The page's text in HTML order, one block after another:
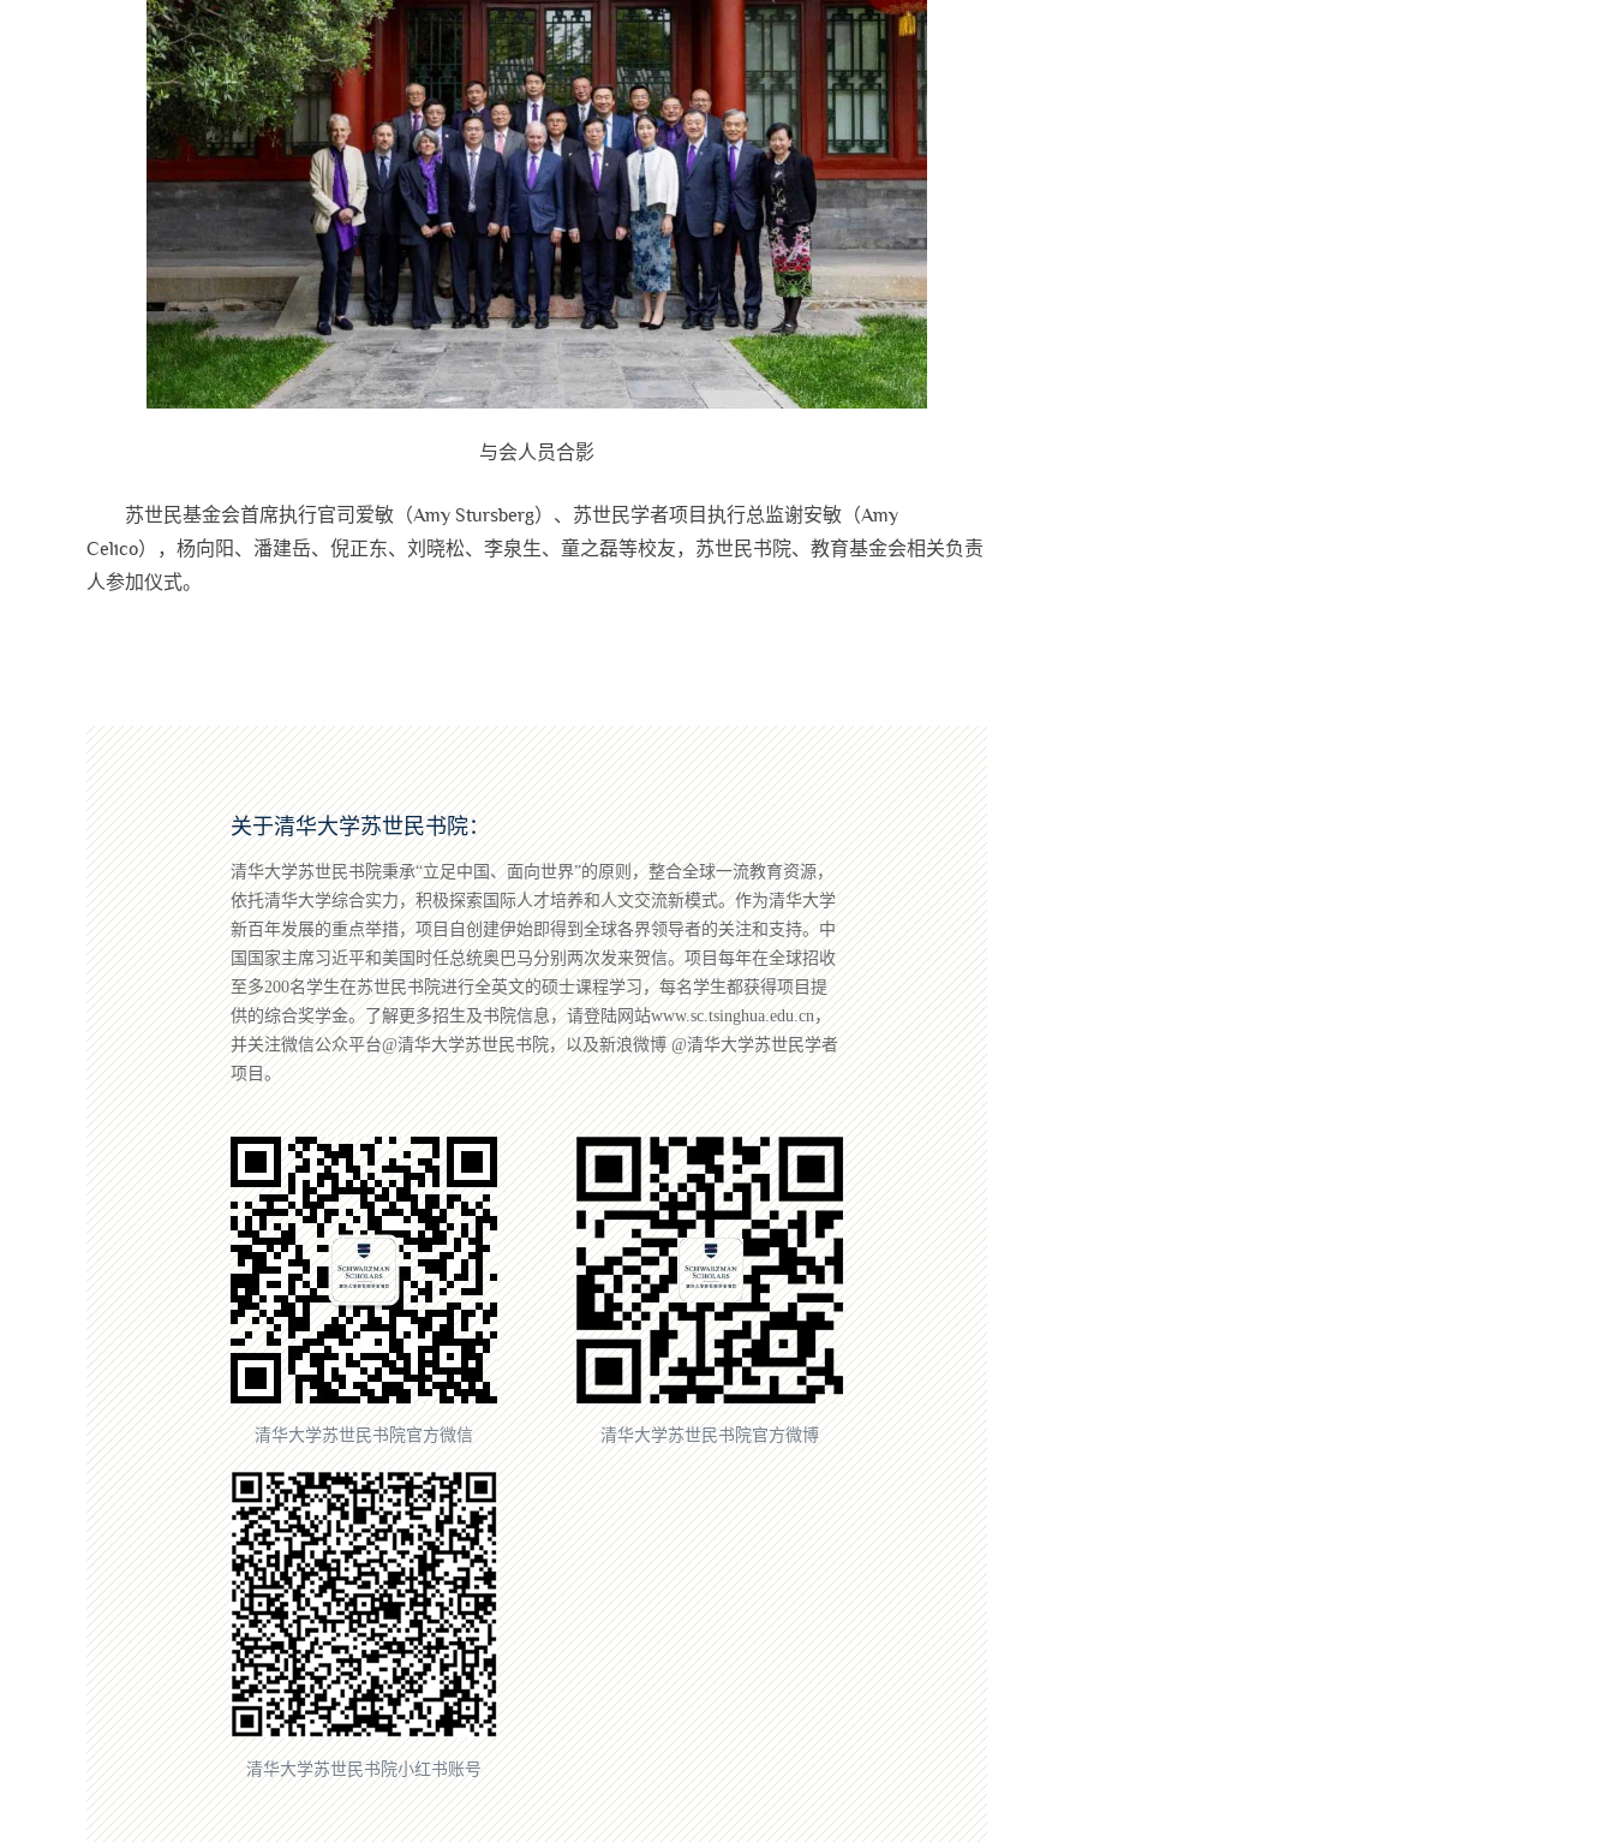
与会人员合影
苏世民基金会首席执行官司爱敏（Amy Stursberg）、苏世民学者项目执行总监谢安敏（Amy
Celico），杨向阳、潘建岳、倪正东、刘晓松、李泉生、童之磊等校友，苏世民书院、教育基金会相关负责
人参加仪式。
关于清华大学苏世民书院：
清华大学苏世民书院秉承“立足中国、面向世界”的原则，整合全球一流教育资源，
依托清华大学综合实力，积极探索国际人才培养和人文交流新模式。作为清华大学
新百年发展的重点举措，项目自创建伊始即得到全球各界领导者的关注和支持。中
国国家主席习近平和美国时任总统奥巴马分别两次发来贺信。项目每年在全球招收
至多200名学生在苏世民书院进行全英文的硕士课程学习，每名学生都获得项目提
供的综合奖学金。了解更多招生及书院信息，请登陆网站www.sc.tsinghua.edu.cn，
并关注微信公众平台@清华大学苏世民书院，以及新浪微博 @清华大学苏世民学者
项目。
清华大学苏世民书院官方微信 清华大学苏世民书院官方微博
清华大学苏世民书院小红书账号